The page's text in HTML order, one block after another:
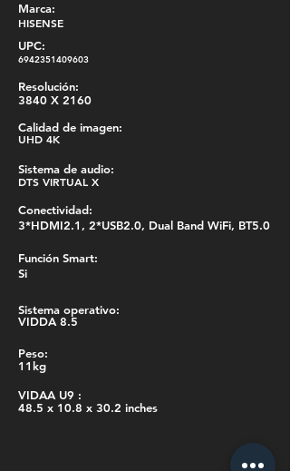
Marca:
HISENSE
UPC:
6942351409603
Resolución:
3840 X 2160
Calidad de imagen:
UHD 4K
Sistema de audio:
DTS VIRTUAL X
Conectividad:
3*HDMI2.1, 2*USB2.0, Dual Band WiFi, BT5.0
Función Smart:
Si
Sistema operativo:
VIDDA 8.5
Peso:
11kg
VIDAA U9 :
48.5 x 10.8 x 30.2 inches